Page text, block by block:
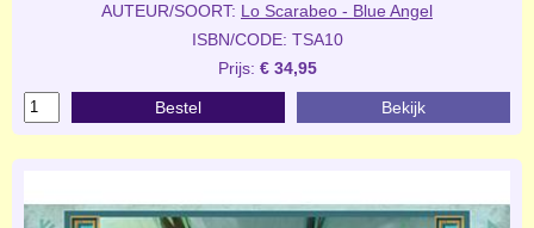
AUTEUR/SOORT: Lo Scarabeo - Blue Angel
ISBN/CODE: TSA10
Prijs: € 34,95
Bestel Bekijk